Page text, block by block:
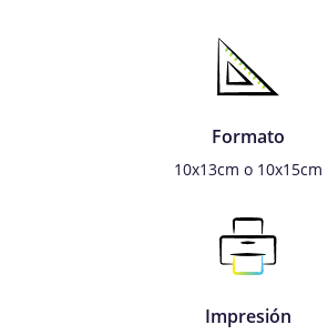
Formato
10x13cm o 10x15cm
Impresión